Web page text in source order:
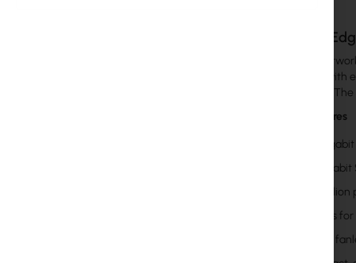
Ubiquiti
Ubiquiti
reliability with
a fiber link.
Main Features
(3)
(1)
3.4
4 Gbps
Silent,